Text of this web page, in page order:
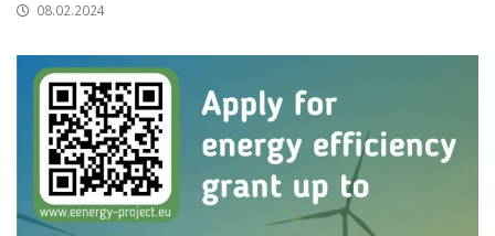
08.02.2024